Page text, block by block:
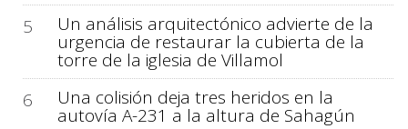
5
Un análisis arquitectónico advierte de la
urgencia de restaurar la cubierta de la
torre de la iglesia de Villamol
6
Una colisión deja tres heridos en la
autovía A-231 a la altura de Sahagún